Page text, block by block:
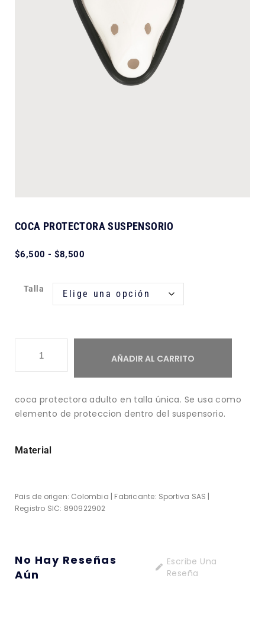
COCA PROTECTORA SUSPENSORIO
$6,500 - $8,500
Talla
AÑADIR AL CARRITO
coca protectora adulto en talla única. Se usa como
elemento de proteccion dentro del suspensorio.
Material
Pais de origen: Colombia | Fabricante: Sportiva SAS |
Registro SIC: 890922902
No Hay Reseñas
Aún
Escribe Una
Reseña